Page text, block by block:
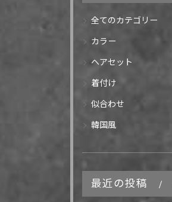
全てのカテゴリー
カラー
ヘアセット
着付け
似合わせ
韓国風
最近の投稿